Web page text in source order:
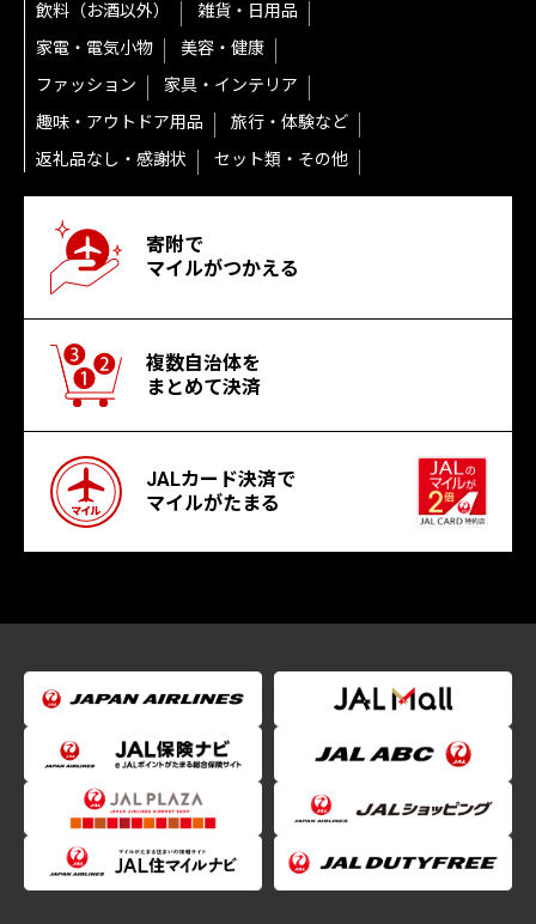
飲料（お酒以外）
雑貨・日用品
家電・電気小物
美容・健康
ファッション
家具・インテリア
趣味・アウトドア用品
旅行・体験など
返礼品なし・感謝状
セット類・その他
寄附で
マイルがつかえる
複数自治体を
まとめて決済
JALカード決済で
マイルがたまる